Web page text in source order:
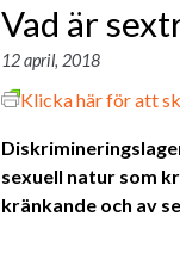
Vad är
12 april, 2018
Klicka här för att
sexuell natur som
kränkande och av